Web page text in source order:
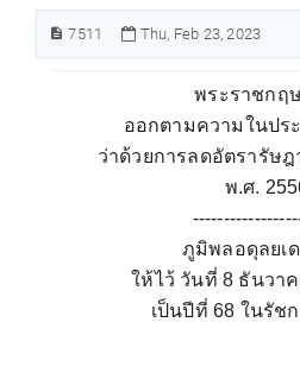
7511 Thu, Feb 23, 2023
พระราชกฤ
ออกตามความในปร
ว่าด้วยการลดอัตรารัษ
พ.ศ.
ภูมิพลอดุลยเ
ให้ไว้ วันที่ 8 ธันวา
เป็นปีที่ 68 ในรัช